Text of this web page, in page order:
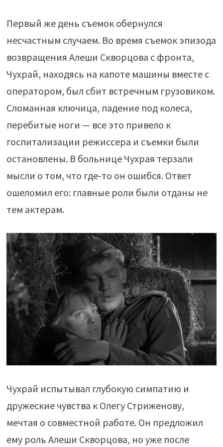
Первый же день съемок обернулся
несчастным случаем. Во время съемок эпизода
возвращения Алеши Скворцова с фронта,
Чухрай, находясь на капоте машины вместе с
оператором, был сбит встречным грузовиком.
Сломанная ключица, падение под колеса,
перебитые ноги — все это привело к
госпитализации режиссера и съемки были
остановлены. В больнице Чухрая терзали
мысли о том, что где-то он ошибся. Ответ
ошеломил его: главные роли были отданы не
тем актерам.
Чухрай испытывал глубокую симпатию и
дружеские чувства к Олегу Стриженову,
мечтая о совместной работе. Он предложил
ему роль Алеши Скворцова, но уже после